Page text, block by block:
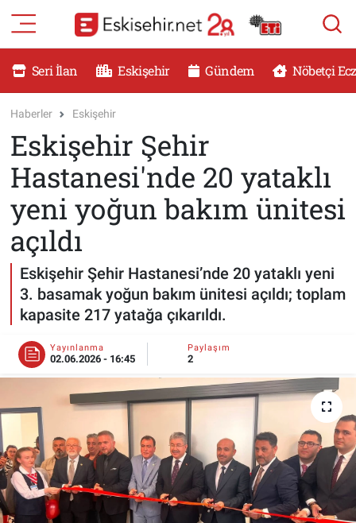
Seri İlan Eskişehir Gündem Nöbetçi
Haberler Eskişehir
Eskişehir Şehir
Hastanesi'nde 20 yataklı
yeni yoğun bakım ünitesi
açıldı
Eskişehir Şehir Hastanesi’nde 20 yataklı yeni
3. basamak yoğun bakım ünitesi açıldı; toplam
kapasite 217 yatağa çıkarıldı.
Yayınlanma
02.06.2026 - 16:45
Paylaşım
2
RESMİ İLANLAR
DÜNYA
SAĞLIK
MAGAZİN
KADIN
TEKNOLOJİ
YEMEK
ESKİŞEHİR NÖBETÇİ ECZANELER
Eskişehir Haber İçerikleri
Eskişehir Hava Durumu
Eskişehir Tramvay Saatleri
Eskişehir Nöbetçi Eczaneler
Eskişehir Namaz Vakitleri
Eskişehir Trafik Yoğunluk Haritası
Süper Lig Puan Durumu ve Fikstür
Tüm Manşetler
Son Dakika Haberleri
Haber Arşivi